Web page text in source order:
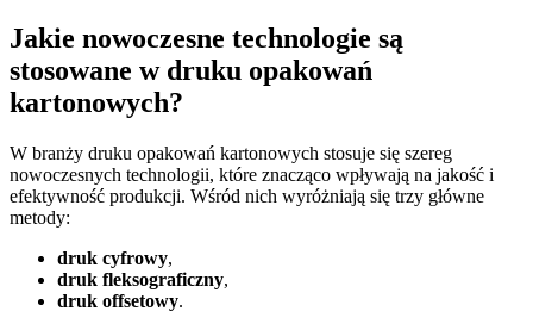
Jakie nowoczesne technologie są
stosowane w druku opakowań
kartonowych?
W branży druku opakowań kartonowych stosuje się szereg
nowoczesnych technologii, które znacząco wpływają na jakość i
efektywność produkcji. Wśród nich wyróżniają się trzy główne
metody:
druk cyfrowy,
druk fleksograficzny,
druk offsetowy.